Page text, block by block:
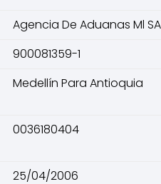
Agencia De Aduanas Ml SA
900081359-1
Medellín Para Antioquia
0036180404
25/04/2006